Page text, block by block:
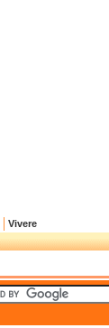
Vivere